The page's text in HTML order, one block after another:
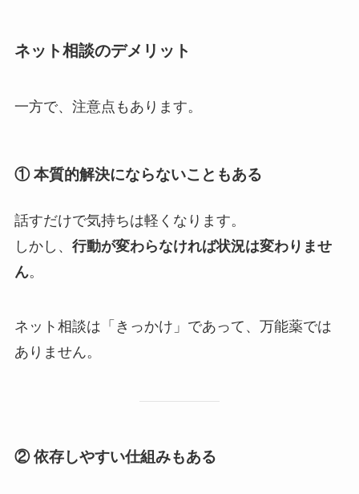
ネット相談のデメリット
一方で、注意点もあります。
① 本質的解決にならないこともある
話すだけで気持ちは軽くなります。
しかし、 行動が変わらなければ状況は変わりませ
ん。
ネット相談は「きっかけ」であって、万能薬では
ありません。
② 依存しやすい仕組みもある